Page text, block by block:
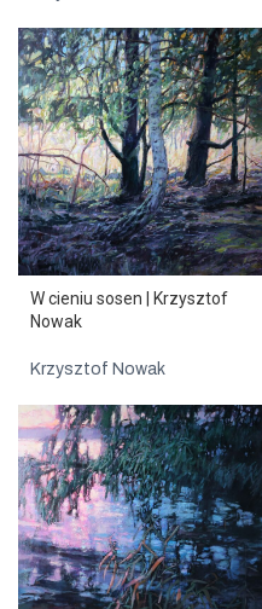
W cieniu sosen | Krzysztof
Nowak
Krzysztof Nowak